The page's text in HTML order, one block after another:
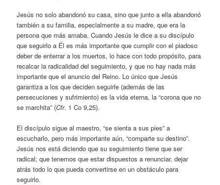
Jesús no solo abandonó su casa, sino que junto a ella abandonó
también a su familia, especialmente a su madre, que era la
persona que más amaba. Cuando Jesús le dice a su discípulo
que seguirlo a Él es más importante que cumplir con el piadoso
deber de enterrar a los muertos, lo hace con todo propósito, para
recalcar la radicalidad del seguimiento, y que no hay nada más
importante que el anuncio del Reino. Lo único que Jesús
garantiza a los que deciden seguirle (además de las
persecuciones y sufrimiento) es la vida eterna, la “corona que no
se marchita” (Cfr. 1 Co 9,25).
El discípulo sigue al maestro, “se sienta a sus pies” a
escucharlo, pero más importante aún, “comparte su destino”.
Jesús nos está diciendo que su seguimiento tiene que ser
radical; que tenemos que estar dispuestos a renunciar, dejar
atrás todo lo que pueda convertirse en un obstáculo para
seguirlo.